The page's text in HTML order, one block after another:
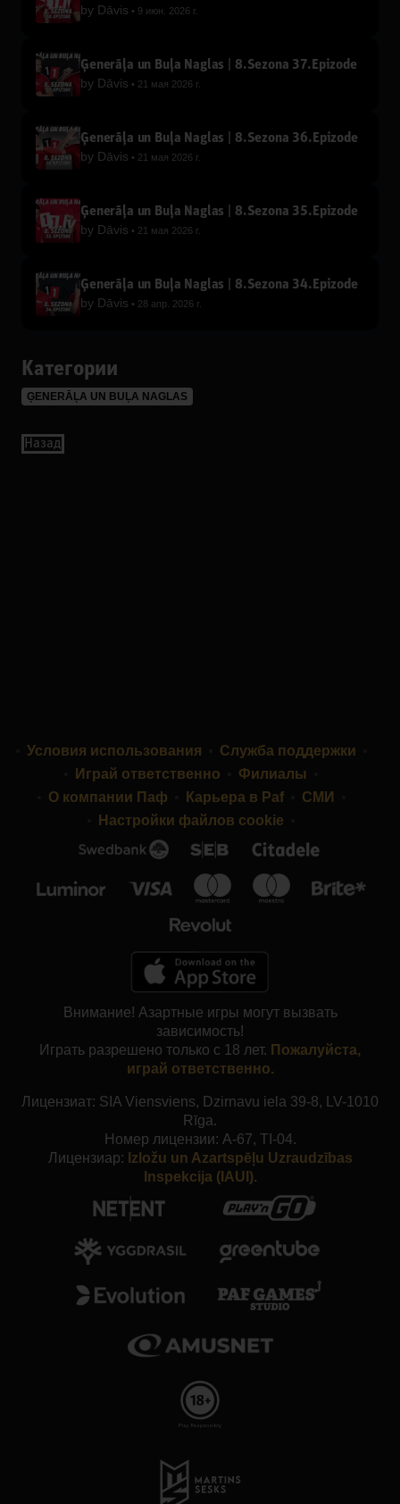
by Dāvis 9 июн. 2026 г.
Ģenerāļa un Buļa Naglas | 8.Sezona 37.Epizode
by Dāvis 21 мая 2026 г.
Ģenerāļa un Buļa Naglas | 8.Sezona 36.Epizode
by Dāvis 21 мая 2026 г.
Ģenerāļa un Buļa Naglas | 8.Sezona 35.Epizode
by Dāvis 21 мая 2026 г.
Ģenerāļa un Buļa Naglas | 8.Sezona 34.Epizode
by Dāvis 28 апр. 2026 г.
Категории
ĢENERĀĻA UN BUĻA NAGLAS
Назад
Условия использования
Служба поддержки
Играй ответственно
Филиалы
О компании Паф
Карьера в Paf
СМИ
Настройки файлов cookie
Внимание! Азартные игры могут вызвать
зависимость!
Играть разрешено только с 18 лет. Пожалуйста,
играй ответственно.
Лицензиат: SIA Viensviens, Dzirnavu iela 39-8, LV-1010
Rīga.
Номер лицензии: A-67, TI-04.
Лицензиар: Izložu un Azartspēļu Uzraudzības
Inspekcija (IAUI).